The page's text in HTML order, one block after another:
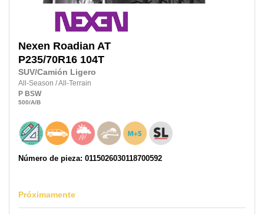
Nexen Roadian AT
P235/70R16 104T
SUV/Camión Ligero
All-Season /All-Terrain
P BSW
500/A/B
Número de pieza: 0115026030118700592
Próximamente